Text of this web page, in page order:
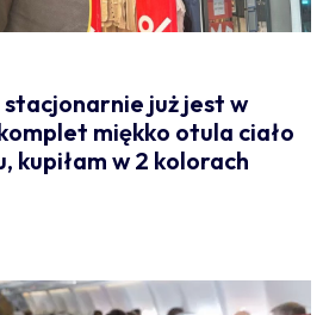
już jest w
miękko otula ciało
kupiłam w 2 kolorach